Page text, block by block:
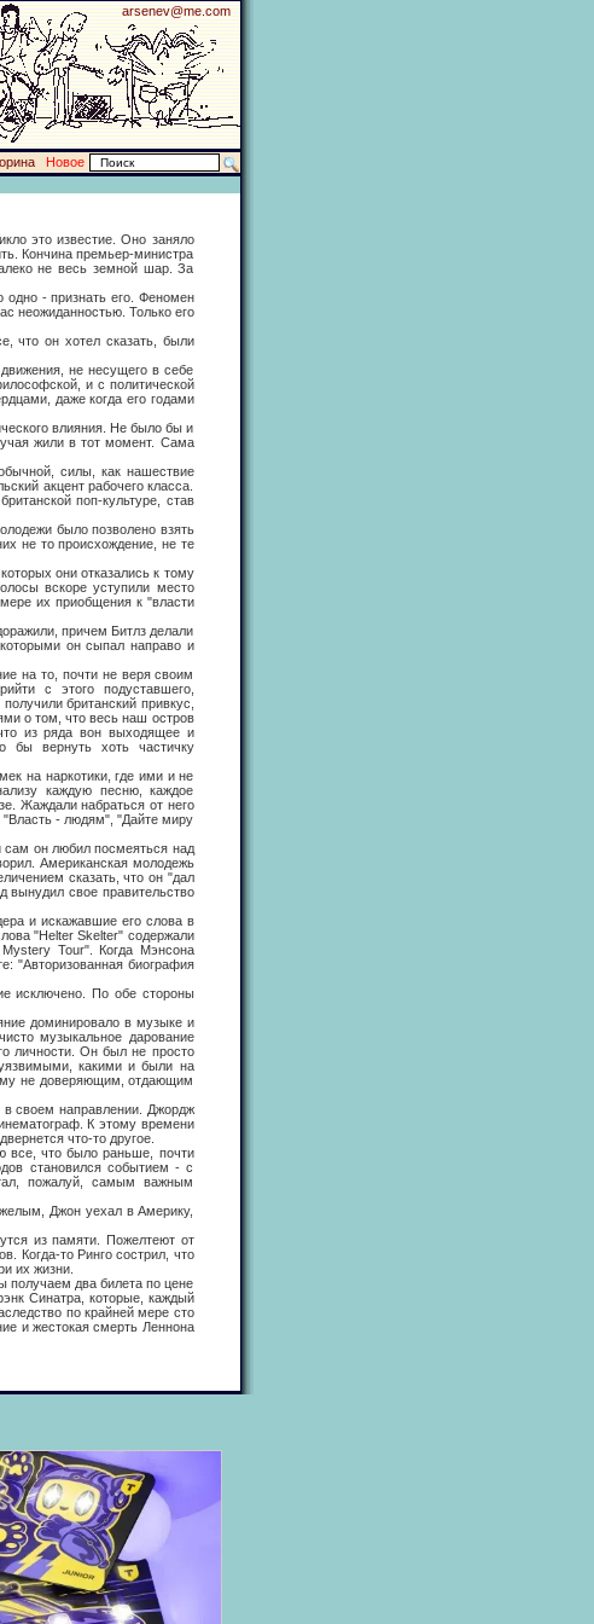
arsenev@me.com
Новое
это известие. Оно заняло
Кончина премьер-министра
не весь земной шар. За
- признать его. Феномен
неожиданностью. Только его
он хотел сказать, были
не несущего в себе
и с политической
даже когда его годами
влияния. Не было бы и
жили в тот момент. Сама
силы, как нашествие
акцент рабочего класса.
поп-культуре, став
было позволено взять
не то происхождение, не те
они отказались к тому
вскоре уступили место
их приобщения к "власти
причем Битлз делали
он сыпал направо и
на то, почти не веря своим
с этого подуставшего,
британский привкус,
о том, что весь наш остров
из ряда вон выходящее и
бы вернуть хоть частичку
на наркотики, где ими и не
каждую песню, каждое
Жаждали набраться от него
"Власть - людям", "Дайте миру
он любил посмеяться над
Американская молодежь
сказать, что он "дал
свое правительство
и искажавшие его слова в
"Helter Skelter" содержали
Tour". Когда Мэнсона
"Авторизованная биография
исключено. По обе стороны
доминировало в музыке и
музыкальное дарование
личности. Он был не просто
какими и были на
не доверяющим, отдающим
своем направлении. Джордж
К этому времени
что-то другое.
что было раньше, почти
становился событием - с
пожалуй, самым важным
Джон уехал в Америку,
из памяти. Пожелтеют от
Когда-то Ринго сострил, что
их жизни.
два билета по цене
Синатра, которые, каждый
по крайней мере сто
и жестокая смерть Леннона